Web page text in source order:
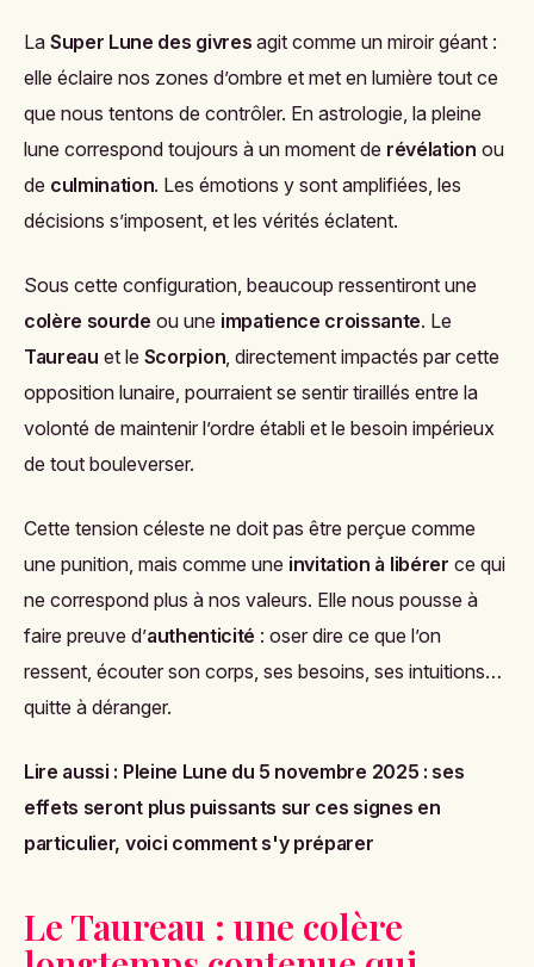
La Super Lune des givres agit comme un miroir géant :
elle éclaire nos zones d’ombre et met en lumière tout ce
que nous tentons de contrôler. En astrologie, la pleine
lune correspond toujours à un moment de révélation ou
de culmination. Les émotions y sont amplifiées, les
décisions s’imposent, et les vérités éclatent.
Sous cette configuration, beaucoup ressentiront une
colère sourde ou une impatience croissante. Le
Taureau et le Scorpion , directement impactés par cette
opposition lunaire, pourraient se sentir tiraillés entre la
volonté de maintenir l’ordre établi et le besoin impérieux
de tout bouleverser.
Cette tension céleste ne doit pas être perçue comme
une punition, mais comme une invitation à libérer ce qui
ne correspond plus à nos valeurs. Elle nous pousse à
faire preuve d’authenticité : oser dire ce que l’on
ressent, écouter son corps, ses besoins, ses intuitions…
quitte à déranger.
Lire aussi : Pleine Lune du 5 novembre 2025 : ses
effets seront plus puissants sur ces signes en
particulier, voici comment s'y préparer
Le Taureau : une colère